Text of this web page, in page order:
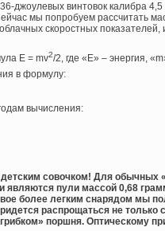
джоулевых винтовок калибра 4,5
мы попробуем рассчитать
скоростных
E = mv2/2, где «Е» – энергия,
в формулу:
вычисления:
совочком! Для обычных
пули массой 0,68
более легким снарядом мы
распрощаться не только
поршня. Оптическому